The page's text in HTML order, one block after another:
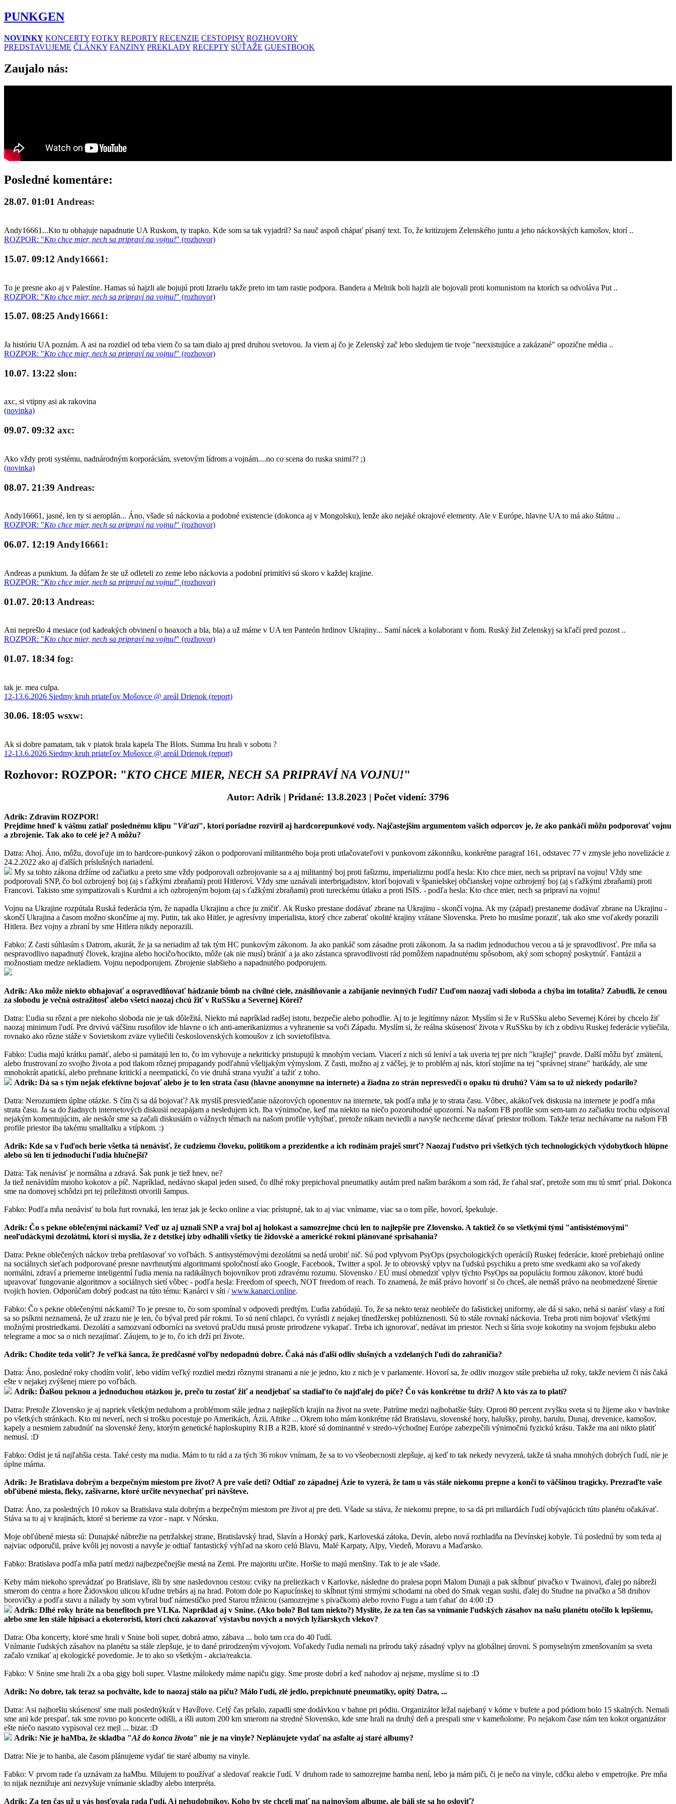
PUNKGEN
NOVINKY KONCERTY FOTKY REPORTY RECENZIE CESTOPISY ROZHOVORY
PREDSTAVUJEME ČLÁNKY FANZINY PREKLADY RECEPTY SÚŤAŽE GUESTBOOK
Zaujalo nás:
Posledné komentáre:
28.07. 01:01 Andreas:
Andy16661...Kto tu obhajuje napadnutie UA Ruskom, ty trapko. Kde som sa tak vyjadril? Sa nauč aspoň chápať písaný text. To, že kritizujem Zelenského juntu a jeho náckovských kamošov, ktorí ..
ROZPOR: "Kto chce mier, nech sa pripraví na vojnu!" (rozhovor)
15.07. 09:12 Andy16661:
To je presne ako aj v Palestíne. Hamas sú hajzli ale bojujú proti Izraelu takže preto im tam rastie podpora. Bandera a Melnik boli hajzli ale bojovali proti komunistom na ktorích sa odvoláva Put ..
ROZPOR: "Kto chce mier, nech sa pripraví na vojnu!" (rozhovor)
15.07. 08:25 Andy16661:
Ja históriu UA poznám. A asi na rozdiel od teba viem čo sa tam dialo aj pred druhou svetovou. Ja viem aj čo je Zelenský zač lebo sledujem tie tvoje "neexistujúce a zakázané" opozične média ..
ROZPOR: "Kto chce mier, nech sa pripraví na vojnu!" (rozhovor)
10.07. 13:22 slon:
axc, si vtipny asi ak rakovina
(novinka)
09.07. 09:32 axc:
Ako vždy proti systému, nadnárodným korporáciám, svetovým lídrom a vojnám....no co scena do ruska snimi?? ;)
(novinka)
08.07. 21:39 Andreas:
Andy16661, jasné, len ty si aeroplán... Áno, všade sú náckovia a podobné existencie (dokonca aj v Mongolsku), lenže ako nejaké okrajové elementy. Ale v Európe, hlavne UA to má ako štátnu ..
ROZPOR: "Kto chce mier, nech sa pripraví na vojnu!" (rozhovor)
06.07. 12:19 Andy16661:
Andreas a punktum. Ja dúfam že ste už odleteli zo zeme lebo náckovia a podobní primitívi sú skoro v každej krajine.
ROZPOR: "Kto chce mier, nech sa pripraví na vojnu!" (rozhovor)
01.07. 20:13 Andreas:
Ani neprešlo 4 mesiace (od kadeakých obvinení o hoaxoch a bla, bla) a už máme v UA ten Panteón hrdinov Ukrajiny... Samí nácek a kolaborant v ňom. Ruský žid Zelenskyj sa kľačí pred pozost ..
ROZPOR: "Kto chce mier, nech sa pripraví na vojnu!" (rozhovor)
01.07. 18:34 fog:
tak je. mea culpa.
12-13.6.2026 Siedmy kruh priateľov Mošovce @ areál Drienok (report)
30.06. 18:05 wsxw:
Ak si dobre pamatam, tak v piatok hrala kapela The Blots. Summa Iru hrali v sobotu ?
12-13.6.2026 Siedmy kruh priateľov Mošovce @ areál Drienok (report)
Rozhovor: ROZPOR: "KTO CHCE MIER, NECH SA PRIPRAVÍ NA VOJNU!"
Autor: Adrik | Pridané: 13.8.2023 | Počet videní: 3796
Adrik: Zdravím ROZPOR!
Prejdime hneď k vášmu zatiaľ poslednému klipu "Víťazi", ktorí poriadne rozvíril aj hardcorepunkové vody. Najčastejším argumentom vašich odporcov je, že ako pankáči môžu podporovať vojnu
a zbrojenie. Tak ako to celé je? A môžu?
Datra: Ahoj. Áno, môžu, dovoľuje im to hardcore-punkový zákon o podporovaní militantného boja proti utlačovateľovi v punkovom zákonníku, konkrétne paragraf 161, odstavec 77 v zmysle jeho novelizácie z
24.2.2022 ako aj ďalších príslušných nariadení.
My sa tohto zákona držíme od začiatku a preto sme vždy podporovali ozbrojovanie sa a aj militantný boj proti fašizmu, imperializmu podľa hesla: Kto chce mier, nech sa pripraví na vojnu! Vždy sme
podporovali SNP, čo bol ozbrojený boj (aj s ťažkými zbraňami) proti Hitlerovi. Vždy sme uznávali interbrigadistov, ktorí bojovali v španielskej občianskej vojne ozbrojený boj (aj s ťažkými zbraňami) proti
Francovi. Takisto sme sympatizovali s Kurdmi a ich ozbrojeným bojom (aj s ťažkými zbraňami) proti tureckému útlaku a proti ISIS. - podľa hesla: Kto chce mier, nech sa pripraví na vojnu!
Vojnu na Ukrajine rozpútala Ruská federácia tým, že napadla Ukrajinu a chce ju zničiť. Ak Rusko prestane dodávať zbrane na Ukrajinu - skončí vojna. Ak my (západ) prestaneme dodávať zbrane na Ukrajinu -
skončí Ukrajina a časom možno skončíme aj my. Putin, tak ako Hitler, je agresívny imperialista, ktorý chce zaberať okolité krajiny vrátane Slovenska. Preto ho musíme poraziť, tak ako sme voľakedy porazili
Hitlera. Bez vojny a zbraní by sme Hitlera nikdy neporazili.
Fabko: Z časti súhlasím s Datrom, akurát, že ja sa neriadim až tak tým HC punkovým zákonom. Ja ako pankáč som zásadne proti zákonom. Ja sa riadim jednoduchou vecou a tá je spravodlivosť. Pre mňa sa
nespravodlivo napadnutý človek, krajina alebo hocičo/hocikto, môže (ak nie musí) brániť a ja ako zástanca spravodlivosti rád pomôžem napadnutému spôsobom, aký som schopný poskytnúť. Fantázii a
možnostiam medze nekladiem. Vojnu nepodporujem. Zbrojenie slabšieho a napadnutého podporujem.
Adrik: Ako môže niekto obhajovať a ospravedlňovať hádzanie bômb na civilné ciele, znásilňovanie a zabíjanie nevinných ľudí? Ľuďom naozaj vadí sloboda a chýba im totalita? Zabudli, že cenou
za slobodu je večná ostražitosť alebo všetci naozaj chcú žiť v RuSSku a Severnej Kórei?
Datra: Ľudia su rôzni a pre niekoho sloboda nie je tak dôležitá. Niekto má napríklad radšej istotu, bezpečie alebo pohodlie. Aj to je legitímny názor. Myslím si že v RuSSku alebo Severnej Kórei by chcelo žiť
naozaj minimum ľudí. Pre drvivú väčšinu rusofilov ide hlavne o ich anti-amerikanizmus a vyhranenie sa voči Západu. Myslím si, že reálna skúsenosť života v RuSSku by ich z obdivu Ruskej federácie vyliečila,
rovnako ako rôzne stáže v Sovietskom zväze vyliečili československých komoušov z ich sovietofilstva.
Fabko: Ľudia majú krátku pamäť, alebo si pamätajú len to, čo im vyhovuje a nekriticky pristupujú k mnohým veciam. Viacerí z nich sú leniví a tak uveria tej pre nich "krajšej" pravde. Další môžu byť zmätení,
alebo frustrovaní zo svojho života a pod tlakom rôznej propagandy podľahnú všelijakým výmyslom. Z časti, možno aj z väčšej, je to problém aj nás, ktorí stojíme na tej "správnej strane" barikády, ale sme
mnohokrát apatickí, alebo prehnane kritickí a neempatickí, čo vie druhá strana využiť a tažiť z toho.
Adrik: Dá sa s tým nejak efektívne bojovať alebo je to len strata času (hlavne anonymne na internete) a žiadna zo strán nepresvedčí o opaku tú druhú? Vám sa to už niekedy podarilo?
Datra: Nerozumiem úplne otázke. S čím či sa dá bojovať? Ak myslíš presviedčanie názorových oponentov na internete, tak podľa mňa je to strata času. Vôbec, akákoľvek diskusia na internete je podľa mňa
strata času. Ja sa do žiadnych internetových diskusií nezapájam a nesledujem ich. Iba výnimočne, keď ma niekto na niečo pozoruhodné upozorní. Na našom FB profile som sem-tam zo začiatku trochu odpisoval
nejakým komentujúcim, ale neskôr sme sa začali diskusiám o vážnych témach na našom profile vyhýbať, pretože nikam neviedli a navyše nechceme dávať priestor trollom. Takže teraz nechávame na našom FB
profile priestor iba takému smalltalku a vtípkom. :)
Adrik: Kde sa v ľuďoch berie všetka tá nenávisť, že cudziemu človeku, politikom a prezidentke a ich rodinám praješ smrť? Naozaj ľudstvo pri všetkých tých technologických výdobytkoch hlúpne
alebo sú len tí jednoduchí ľudia hlučnejší?
Datra: Tak nenávisť je normálna a zdravá. Šak punk je tiež hnev, ne?
Ja tiež nenávidím mnoho kokotov a píč. Napríklad, nedávno skapal jeden sused, čo dlhé roky prepichoval pneumatiky autám pred našim barákom a som rád, že ťahal srať, pretože som mu tú smrť prial. Dokonca
sme na domovej schôdzi pri tej príležitosti otvorili šampus.
Fabko: Podľa mňa nenávisť tu bola furt rovnaká, len teraz jak je šecko online a viac prístupné, tak to aj viac vnímame, viac sa o tom píše, hovorí, špekuluje.
Adrik: Čo s pekne oblečenými náckami? Veď uz aj uznali SNP a vraj bol aj holokast a samozrejme chcú len to najlepšie pre Zlovensko. A taktiež čo so všetkými tými "antisistémovými"
neoľudáckymi dezolátmi, ktorí si myslia, že z detstkej izby odhalili všetky tie židovské a americké rokmi plánované sprisahania?
Datra: Pekne oblečených náckov treba prehlasovať vo voľbách. S antisystémovými dezolátmi sa nedá urobiť nič. Sú pod vplyvom PsyOps (psychologických operácií) Ruskej federácie, ktoré prebiehajú online
na sociálnych sieťach podporované presne navrhnutými algoritmami spoločností ako Google, Facebook, Twitter a spol. Je to obrovský vplyv na ľudskú psychiku a preto sme svedkami ako sa voľakedy
normálni, zdraví a priemerne inteligentní ľudia menia na radikálnych bojovníkov proti zdravému rozumu. Slovensko / EÚ musí obmedziť vplyv týchto PsyOps na populáciu formou zákonov, ktoré budú
upravovať fungovanie algoritmov a sociálnych sietí vôbec - podľa hesla: Freedom of speech, NOT freedom of reach. To znamená, že máš právo hovoriť si čo chceš, ale nemáš právo na neobmedzené šírenie
tvojich hovien. Odporúčam dobrý podcast na túto tému: Kanárci v síti /www.kanarci.online.
Fabko: Čo s pekne oblečenými náckami? To je presne to, čo som spomínal v odpovedi predtým. Ľudia zabúdajú. To, že sa nekto teraz neobleče do fašistickej uniformy, ale dá si sako, nehá si narásť vlasy a fotí
sa so psíkmi neznamená, že už zrazu nie je ten, čo býval pred pár rokmi. To sú není chlapci, čo vyrástli z nejakej tínedžerskej poblúznenosti. Sú to stále rovnakí náckovia. Treba proti nim bojovať všetkými
možnými prostriedkami. Dezoláti a samozvaní odborníci na svetovú praUdu musá proste prirodzene vykapať. Treba ich ignorovať, nedávat im priestor. Nech si šíria svoje kokotiny na svojom fejsbuku alebo
telegrame a moc sa o nich nezajímať. Záujem, to je to, čo ich drží pri živote.
Adrik: Chodíte teda voliť? Je veľká šanca, že predčasné voľby nedopadnú dobre. Čaká nás ďalší odliv slušných a vzdelaných ľudí do zahraničia?
Datra: Áno, posledné roky chodím voliť, lebo vidím veľký rozdiel medzi rôznymi stranami a nie je jedno, kto z nich je v parlamente. Hovorí sa, že odliv mozgov stále prebieha už roky, takže neviem či nás čaká
ešte v nejakej zvýšenej miere po voľbách.
Adrik: Ďalšou peknou a jednoduchou otázkou je, prečo tu zostať žiť a neodjebať sa stadiaľto čo najďalej do piče? Čo vás konkrétne tu drží? A kto vás za to platí?
Datra: Pretože Zlovensko je aj napriek všetkým neduhom a problémom stále jedna z najlepších krajín na život na svete. Patríme medzi najbohatšie štáty. Oproti 80 percent zvyšku sveta si tu žijeme ako v bavlnke
po všetkých stránkach. Kto mi neverí, nech si trošku pocestuje po Amerikách, Ázii, Afrike ... Okrem toho mám konkrétne rád Bratislavu, slovenské hory, halušky, pirohy, harulu, Dunaj, drevenice, kamošov,
kapely a nesmiem zabudnúť na slovenské ženy, ktorým genetické haploskupiny R1B a R2B, ktoré sú dominantné v stredo-východnej Európe zabezpečili výnimočnú fyzickú krásu. Takže ma ani nikto platiť
nemusí. :D
Fabko: Odíst je tá najľahšia cesta. Také cesty ma nudia. Mám to tu rád a za tých 36 rokov vnímam, že sa to vo všeobecnosti zlepšuje, aj keď to tak nekedy nevyzerá, takže tá snaha mnohých dobrých ľudí, nie je
úplne márna.
Adrik: Je Bratislava dobrým a bezpečným miestom pre život? A pre vaše deti? Odtiaľ zo západnej Ázie to vyzerá, že tam u vás stále niekomu prepne a končí to väčšinou tragicky. Prezraďte vaše
obľúbené miesta, fleky, zašívarne, ktoré určite nevynechať pri návšteve.
Datra: Áno, za posledných 10 rokov sa Bratislava stala dobrým a bezpečným miestom pre život aj pre deti. Všade sa stáva, že niekomu prepne, to sa dá pri miliardách ľudí obývajúcich túto planétu očakávať.
Stáva sa to aj v krajinách, ktoré si berieme za vzor - napr. v Nórsku.
Moje obľúbené miesta sú: Dunajské nábrežie na petržalskej strane, Bratislavský hrad, Slavín a Horský park, Karloveská zátoka, Devín, alebo nová rozhladňa na Devínskej kobyle. Tú poslednú by som teda aj
najviac odporučil, práve kvôli jej novosti a navyše je odtiaľ fantastický výhľad na skoro celú Blavu, Malé Karpaty, Alpy, Viedeň, Moravu a Maďarsko.
Fabko: Bratislava podľa mňa patrí medzi najbezpečnejšie mestá na Zemi. Pre majoritu určite. Horšie to majú menšiny. Tak to je ale všade.
Keby mám niekoho sprevádzať po Bratislave, išli by sme nasledovnou cestou: cviky na preliezkach v Karlovke, následne do pralesa popri Malom Dunaji a pak skĺbnuť pivačko v Twainovi, ďalej po nábreži
smerom do centra a hore Židovskou ulicou kľudne trebárs aj na hrad. Potom dole po Kapucínskej to skĺbnut tými strmými schodami na obed do Smak vegan sushi, ďalej do Studne na pivačko a 58 druhov
borovičky a podľa stavu a nálady by som vybral buď námestíčko pred Starou tržnicou (samozrejme s pivačkom) alebo rovno Fugu a tam ťahať do 4:00 :D
Adrik: Dlhé roky hráte na benefitoch pre VLKa. Napríklad aj v Snine. (Ako bolo? Bol tam niekto?) Myslíte, že za ten čas sa vnímanie ľudských zásahov na našu planétu otočilo k lepšiemu,
alebo sme len stále hipísaci a ekoteroristi, ktorí chcú zakazovať výstavbu nových a nových lyžiarskych vlekov?
Datra: Oba koncerty, ktoré sme hrali v Snine boli super, dobrá atmo, zábava ... bolo tam cca do 40 ľudí.
Vnímanie ľudských zásahov na planétu sa stále zlepšuje, je to dané prirodzeným vývojom. Voľakedy ľudia nemali na prírodu taký zásadný vplyv na globálnej úrovni. S pomyselným zmenšovaním sa sveta
začalo vznikať aj ekologické povedomie. Je to ako so všetkým - akcia/reakcia.
Fabko: V Snine sme hrali 2x a oba gigy boli super. Vlastne málokedy máme napiču gigy. Sme proste dobrí a keď nahodov aj nejsme, myslíme si to :D
Adrik: No dobre, tak teraz sa pochválte, kde to naozaj stálo na piču? Málo ľudí, zlé jedlo, prepichnuté pneumatiky, opitý Datra, ...
Datra: Asi najhoršiu skúsenosť sme mali poslednýkrát v Havířove. Celý čas pršalo, zapadli sme dodávkou v bahne pri pódiu. Organizátor ležal najebaný v kóme v bufete a pod pódiom bolo 15 skalných. Nemali
sme ani kde prespať, tak sme rovno po koncerte odišli, a išli autom 200 km smerom na stredné Slovensko, kde sme hrali na druhý deň a prespali sme v kameňolome. Po nejakom čase nám ten kokot organizátor
ešte niečo nasrato vypisoval cez mejl ... bizar. :D
Adrik: Nie je haMba, že skladba "Až do konca života" nie je na vinyle? Neplánujete vydať na asfalte aj staré albumy?
Datra: Nie je to hanba, ale časom plánujeme vydať tie staré albumy na vinyle.
Fabko: V prvom rade ťa uznávam za haMbu. Milujem to používať a sledovať reakcie ľudí. V druhom rade to samozrejme hamba není, lebo ja mám piči, či je nečo na vinyle, cdčku alebo v empetrojke. Pre mňa
to nijak neznižuje ani nezvyšuje vnímanie skladby alebo interpréta.
Adrik: Za ten čas už u vás hosťovala rada ľudí. Aj nehudobníkov. Koho by ste chceli mať na najnovšom albume, ale báli ste sa ho osloviť?